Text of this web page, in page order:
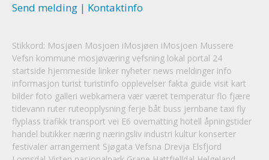
Send melding | Kontaktinfo
Stikkord: Mosjøen Mosjoen iMosjøen iMosjoen Mussere
Vefsn kommune mosjøværing vefsning lokal portal 24
startside hjemmeside linker nyheter news meldinger info
informasjon turist turistinfo opplevelser fakta guide visit kart
bilder foto galleri webkamera vær været temperatur flo fjære
tidevann ruter ruteopplysning ferje båt buss jernbane taxi fly
flyplass trafikk transport vei E6 overnatting hotell åpningstider
handel butikker næring næringsliv industri kultur konserter
festivaler arrangement Sjøgata Vefsna Drevja Elsfjord